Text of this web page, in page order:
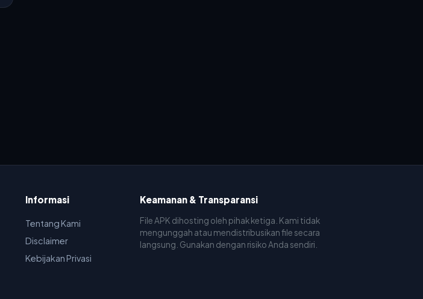
Informasi
Tentang Kami
Disclaimer
Kebijakan Privasi
Keamanan & Transparansi
File APK dihosting oleh pihak ketiga. Kami tidak
mengunggah atau mendistribusikan file secara
langsung. Gunakan dengan risiko Anda sendiri.